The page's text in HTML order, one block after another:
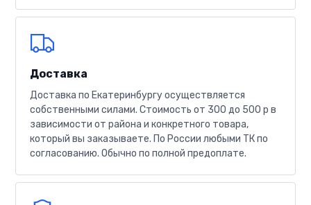
Доставка
Доставка по Екатеринбургу осуществляется
собственными силами. Стоимость от 300 до 500 р в
зависимости от района и конкретного товара,
который вы заказываете. По России любыми ТК по
согласованию. Обычно по полной предоплате.